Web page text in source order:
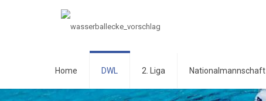
Home DWL 2. Liga Nationalmannschaft